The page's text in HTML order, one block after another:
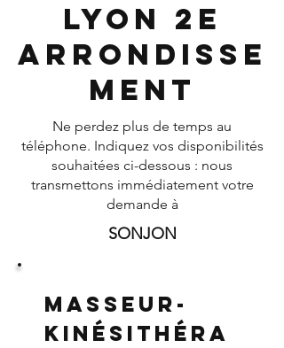
Lyon 2e
Arrondisse
ment
Ne perdez plus de temps au
téléphone. Indiquez vos disponibilités
souhaitées ci-dessous : nous
transmettons immédiatement votre
demande à
SONJON
Masseur-
Kinésithéra